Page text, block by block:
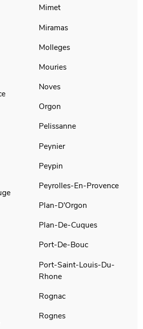
Mimet
Miramas
Molleges
Mouries
Noves
Orgon
Pelissanne
Peynier
Peypin
Peyrolles-En-Provence
Plan-D'Orgon
Plan-De-Cuques
Port-De-Bouc
Port-Saint-Louis-Du-
Rhone
Rognac
Rognes